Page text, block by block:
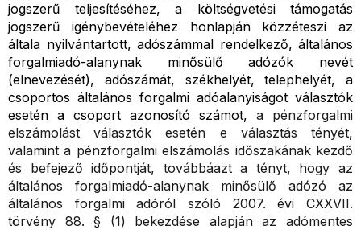
jogszerű teljesítéséhez, a költségvetési támogatás
jogszerű igénybevételéhez honlapján közzéteszi az
általa nyilvántartott, adószámmal rendelkező, általános
forgalmiadó-alanynak minősülő adózók nevét
(elnevezését), adószámát, székhelyét, telephelyét, a
csoportos általános forgalmi adóalanyiságot választók
esetén a csoport azonosító számot, a pénzforgalmi
elszámolást választók esetén e választás tényét,
valamint a pénzforgalmi elszámolás időszakának kezdő
és befejező időpontját, továbbáazt a tényt, hogy az
általános forgalmiadó-alanynak minősülő adózó az
általános forgalmi adóról szóló 2007. évi CXXVII.
törvény 88. § (1) bekezdése alapján az adómentes